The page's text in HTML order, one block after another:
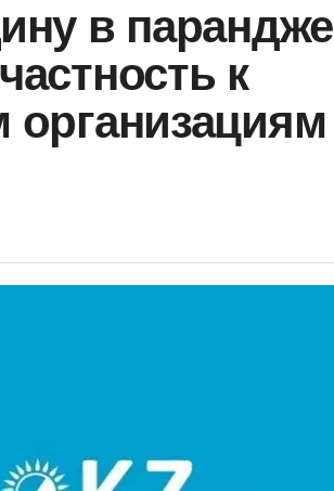
в парандже
к
организациям